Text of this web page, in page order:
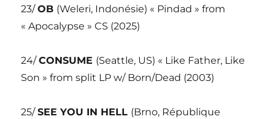
23/OB (Weleri, Indonésie) « Pindad » from
« Apocalypse » CS (2025)
24/CONSUME (Seattle, US) « Like Father, Like
Son » from split LP w/ Born/Dead (2003)
25/SEE YOU IN HELL (Brno, République